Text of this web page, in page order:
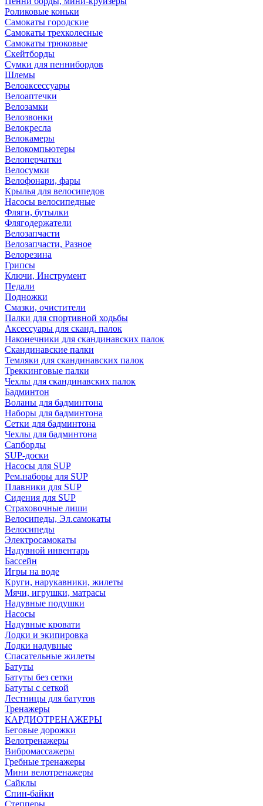
Роликовые коньки
Самокаты городские
Самокаты трехколесные
Самокаты трюковые
Скейтборды
Сумки для пеннибордов
Шлемы
Велоаксессуары
Велоаптечки
Велозамки
Велозвонки
Велокресла
Велокамеры
Велокомпьютеры
Велоперчатки
Велосумки
Велофонари, фары
Крылья для велосипедов
Насосы велосипедные
Фляги, бутылки
Флягодержатели
Велозапчасти
Велозапчасти, Разное
Велорезина
Грипсы
Ключи, Инструмент
Педали
Подножки
Смазки, очистители
Палки для спортивной ходьбы
Аксессуары для сканд. палок
Наконечники для скандинавских палок
Скандинавские палки
Темляки для скандинавских палок
Треккинговые палки
Чехлы для скандинавских палок
Бадминтон
Воланы для бадминтона
Наборы для бадминтона
Сетки для бадминтона
Чехлы для бадминтона
Сапборды
SUP-доски
Насосы для SUP
Рем.наборы для SUP
Плавники для SUP
Сидения для SUP
Страховочные лиши
Велосипеды, Эл.самокаты
Велосипеды
Электросамокаты
Надувной инвентарь
Бассейн
Игры на воде
Круги, нарукавники, жилеты
Мячи, игрушки, матрасы
Надувные подушки
Насосы
Надувные кровати
Лодки и экипировка
Лодки надувные
Спасательные жилеты
Батуты
Батуты без сетки
Батуты с сеткой
Лестницы для батутов
Тренажеры
КАРДИОТРЕНАЖЕРЫ
Беговые дорожки
Велотренажеры
Вибромассажеры
Гребные тренажеры
Мини велотренажеры
Сайклы
Спин-байки
Степперы